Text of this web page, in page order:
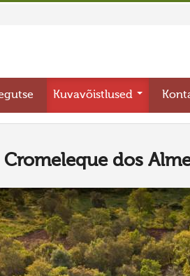
Kuvavõistlused
Cromeleque dos